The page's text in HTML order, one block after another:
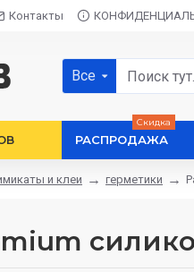
Контакты
Все
РАСПРОДАЖА
Скидка
и клеи герметики